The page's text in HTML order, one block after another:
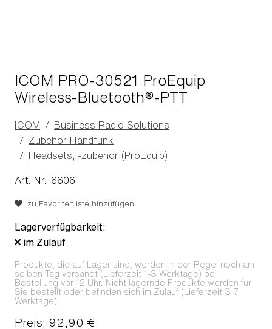
ICOM PRO-30521 ProEquip
Wireless-Bluetooth®-PTT
ICOM
Business Radio Solutions
Zubehör Handfunk
Headsets, -zubehör (ProEquip)
Art.-Nr.: 6606
zu Favoritenliste hinzufügen
Lagerverfügbarkeit:
im Zulauf
Produkte, die auf Lager sind, werden in der Regel noch am
selben Tag versandt (Lieferzeit 1-3 Werktage) bei
Bestellung vor 12 Uhr. Nicht lagernde Produkte werden für
Sie bestellt oder befinden sich im Zulauf (Lieferzeit 3-7
Werktage).
Preis: 92,90 €